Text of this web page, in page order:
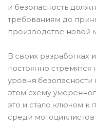
и безопасность
требованиям до
производстве новой
В своих
постоянно
уровня
этом схему
это и стало ключом к
среди